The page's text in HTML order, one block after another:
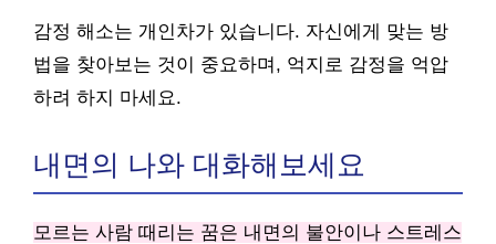
감정 해소는 개인차가 있습니다. 자신에게 맞는 방
법을 찾아보는 것이 중요하며, 억지로 감정을 억압
하려 하지 마세요.
내면의 나와 대화해보세요
모르는 사람 때리는 꿈은 내면의 불안이나 스트레스